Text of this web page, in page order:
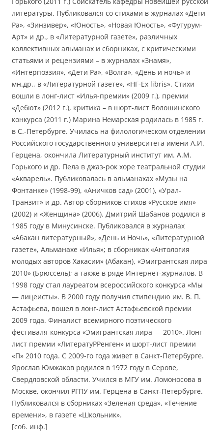
литературы. Публиковался со стихами в журналах «Дети
Ра», «Зинзивер», «Юность», «Новая Юность», «Футурум-
Арт» и др., в «Литературной газете», различных
коллективных альманах и сборниках, с критическими
статьями и рецензиями – в журналах «Знамя»,
«Интерпоэзия», «Дети Ра», «Волга», «День и ночь» и
мн.др., в «Литературной газете», «НГ-Ex libris». Стихи
вошли в лонг-лист «Илья-премии» (2009 г.), премии
«Дебют» (2012 г.), критика – в шорт-лист Волошинского
конкурса (2011 г.) Марина Немарская родилась в 1985 г.
в С.-Петербурге. Училась на филологическом отделении
Российского государственного университета имени А.И.
Герцена, окончила Литературный институт им. А.М.
Горького и др. Пела в джаз-рок хоре театральной студии
«Акварель». Публиковалась в альманахах «Музы на
Фонтанке» (1998-99), «Аничков сад» (2001), «Урал-
Транзит» и др. Автор сборников стихов «Русское имя»
(2002) и «Женщина» (2006). Дмитрий Шабанов родился в
1985 году в Минусинске. Публиковался в журналах
«Абакан литературный», «День и Ночь», «Литературной
газете», Альманахе «Илья»; в сборниках «Антология
молодых авторов Хакасии» (Абакан), «Эмигрантская лира
2010» (Брюссель); а также в ряде Интернет-журналов. В
1998 году стал лауреатом всероссийского конкурса «Мы
— лицеисты». В 2000 году получил стипендию им. В. П.
Астафьева, вошел в лонг-лист Астафьевской премии
2009 года. Финалист всемирного поэтического
фестиваля-конкурса «Эмигрантская лира — 2010». Лонг-
лист премии «ЛитератуРРенген» и шорт-лист премии
«П» 2010 года. С 2009-го года живет в Санкт-Петербурге.
Ярослав Юмжаков родился в 1972 году в Серове,
Свердловской области. Учился в МГУ им. Ломоносова в
Москве, окончил РГПУ им. Герцена в Санкт-Петербурге.
Публиковался в сборниках «Зеленая среда», «Течение
времени», в газете «Школьник».
[соб. инф.]